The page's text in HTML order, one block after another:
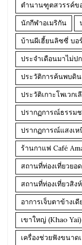
ตำนานฑูตสวรรค์ข
นักกีฬาอเมริกัน
บ้านผีเฮี้ยนลิซซี่ บอ
ประจำเดือนมาไม่ป
ประวัติการค้นพบดิ
ประวัติเกาะโพเวกเ
ปรากฏการณ์ธรรม
ปรากฏการณ์แสงเห
ร้านกาแฟ Café
สถานที่ท่องเที่ยวยอ
สถานที่ท่องเที่ยวสิง
อาการเจ็บตาข้างเ
เขาใหญ่ (Khao Yai)
เครื่องช่วยฟังขนาด